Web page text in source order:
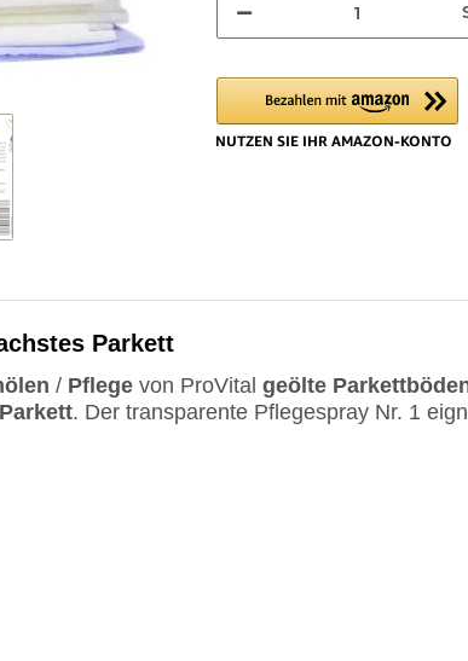
Parkett
/ Pflege von ProVital geölte
Parkett. Der transparente Pflegespray Nr. 1